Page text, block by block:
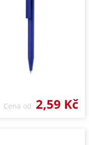
Cena od 2,59 Kč